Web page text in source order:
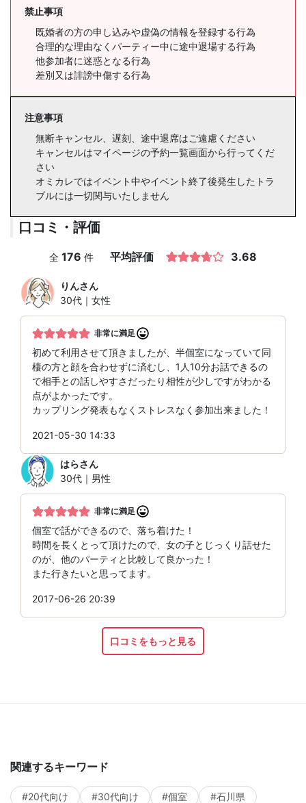
禁止事項
既婚者の方の申し込みや虚偽の情報を登録する行為
合理的な理由なくパーティー中に途中退場する行為
他参加者に迷惑となる行為
差別又は誹謗中傷する行為
注意事項
無断キャンセル、遅刻、途中退席はご遠慮ください
キャンセルはマイページの予約一覧画面から行ってくだ
さい
オミカレではイベント中やイベント終了後発生したトラ
ブルには一切関与いたしません
口コミ・評価
全 176 件 平均評価 3.68
りんさん
30代｜女性
非常に満足
初めて利用させて頂きましたが、半個室になっていて同
棲の方と顔を合わせずに済むし、1人10分お話できるの
で相手との話しやすさだったり相性が少しですがわかる
点がよかったです。
カップリング発表もなくストレスなく参加出来ました！
2021-05-30 14:33
はらさん
30代｜男性
非常に満足
個室で話ができるので、落ち着けた！
時間を長くとって頂けたので、女の子とじっくり話せた
のが、他のパーティと比較して良かった！
また行きたいと思ってます。
2017-06-26 20:39
口コミをもっと見る
関連するキーワード
#20代向け #30代向け #個室
#石川県